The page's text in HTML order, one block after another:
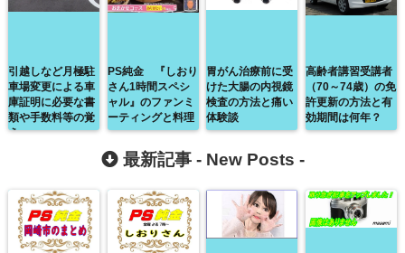
引越しなど月極駐
車場変更による車
庫証明に必要な書
類や手数料等の覚
え
PS純金 『しおり
さん1時間スペシ
ャル』のファンミ
ーティングと料理
胃がん治療前に受
けた大腸の内視鏡
検査の方法と痛い
体験談
高齢者講習受講者
（70～74歳）の免
許更新の方法と有
効期間は何年？
最新記事 - New Posts -